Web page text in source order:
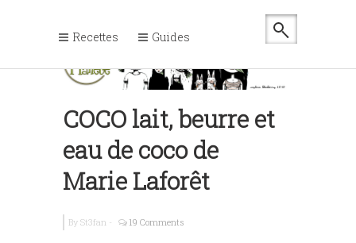
Recettes Guides
COCO lait, beurre et
eau de coco de
Marie Laforêt
By St3fan - 19 Comments